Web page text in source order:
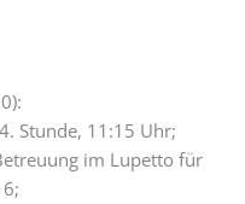
Stunde, 11:15 Uhr;
im Lupetto für